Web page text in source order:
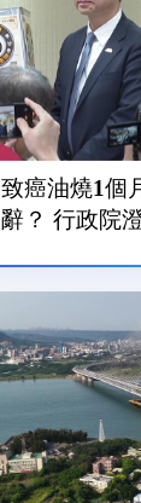
致癌油燒1個
辭？ 行政